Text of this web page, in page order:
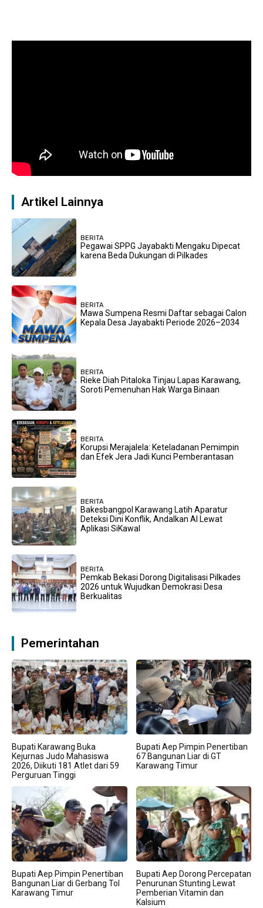
Artikel Lainnya
BERITA
Pegawai SPPG Jayabakti Mengaku Dipecat
karena Beda Dukungan di Pilkades
BERITA
Mawa Sumpena Resmi Daftar sebagai Calon
Kepala Desa Jayabakti Periode 2026–2034
BERITA
Rieke Diah Pitaloka Tinjau Lapas Karawang,
Soroti Pemenuhan Hak Warga Binaan
BERITA
Korupsi Merajalela: Keteladanan Pemimpin
dan Efek Jera Jadi Kunci Pemberantasan
BERITA
Bakesbangpol Karawang Latih Aparatur
Deteksi Dini Konflik, Andalkan AI Lewat
Aplikasi SiKawal
BERITA
Pemkab Bekasi Dorong Digitalisasi Pilkades
2026 untuk Wujudkan Demokrasi Desa
Berkualitas
Pemerintahan
Bupati Karawang Buka
Kejurnas Judo Mahasiswa
2026, Diikuti 181 Atlet dari 59
Perguruan Tinggi
Bupati Aep Pimpin Penertiban
67 Bangunan Liar di GT
Karawang Timur
Bupati Aep Pimpin Penertiban
Bangunan Liar di Gerbang Tol
Karawang Timur
Bupati Aep Dorong Percepatan
Penurunan Stunting Lewat
Pemberian Vitamin dan
Kalsium